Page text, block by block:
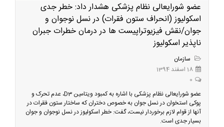
عضو شورایعالی نظام پزشکی هشدار داد: خطر جدی
اسکولیوز (انحراف ستون فقرات) در نسل نوجوان و
جوان/نقش فیزیوتراپیست ها در درمان خطرات جبران
ناپذیر اسکولیوز
سازمان
18 اسفند 1394
0
عضو شورایعالی نظام پزشکی با اشاره به کمبود ویتامین D3، عدم تحرک و
پوکی استخوان در نسل جوان به خصوص دختران که ساختار ستون فقرات در
آنها از قوام لازم برخوردار نیست، گفت: خطر اسکولیوز در نسل نوجوان و جوان
بسیار جدی است.